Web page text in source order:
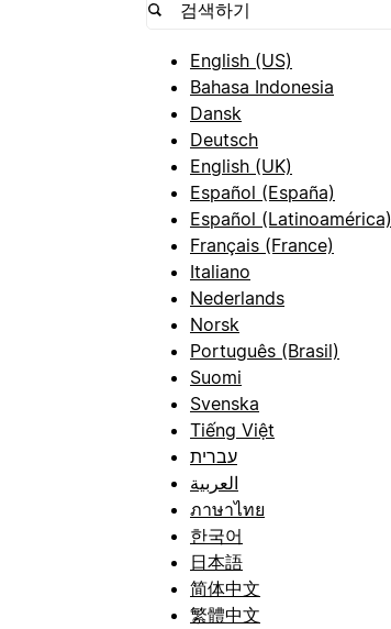
English (US)
Bahasa Indonesia
Dansk
Deutsch
English (UK)
Español (España)
Español (Latinoamérica)
Français (France)
Italiano
Nederlands
Norsk
Português (Brasil)
Suomi
Svenska
Tiếng Việt
עברית
العربية
ภาษาไทย
한국어
日本語
简体中文
繁體中文